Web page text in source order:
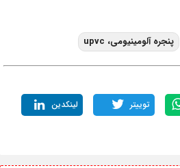
پنجره آلومینیومی، upvc
توییتر لینکدین